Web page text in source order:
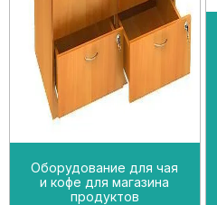
Оборудование для чая
и кофе для магазина
продуктов